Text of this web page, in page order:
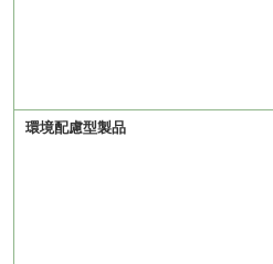
環境配慮型製品